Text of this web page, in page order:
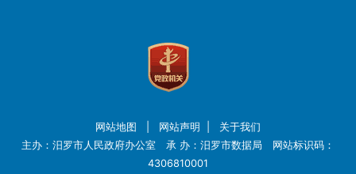
网站地图 网站声明
关于我们
主办：汨罗市人民政府办公室 承 办：汨罗市数据局 网站标识码：
4306810001